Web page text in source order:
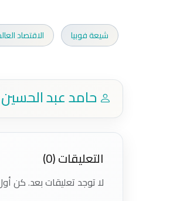
شيعة فوبيا الاقتصاد
حامد عبد
التعليقات (0)
لا توجد تعليقات بعد. كن